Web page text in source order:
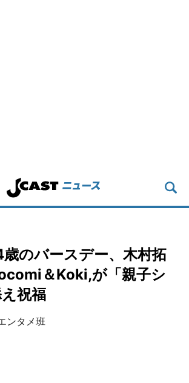
のバースデー、木村拓
＆Koki,が「親子シ
祝福
ンタメ班